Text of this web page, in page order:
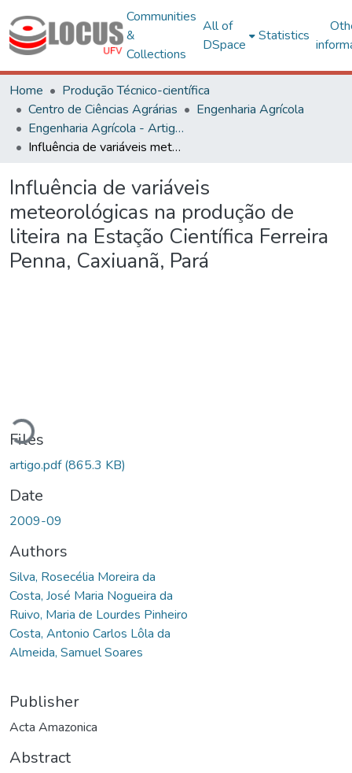
Communities
&
Collections
All of
DSpace
Statistics
Home
Produção Técnico-científica
Centro de Ciências Agrárias
Engenharia Agrícola
Engenharia Agrícola - Artigos
Influência de variáveis meteorológicas na produção de liteira na Estação Científica Ferreira Penna, Caxiuanã, Pará
Influência de variáveis
meteorológicas na produção de
liteira na Estação Científica Ferreira
Penna, Caxiuanã, Pará
Loading...
Files
artigo.pdf(865.3 KB)
Date
2009-09
Authors
Silva, Rosecélia Moreira da
Costa, José Maria Nogueira da
Ruivo, Maria de Lourdes Pinheiro
Costa, Antonio Carlos Lôla da
Almeida, Samuel Soares
Publisher
Acta Amazonica
Abstract